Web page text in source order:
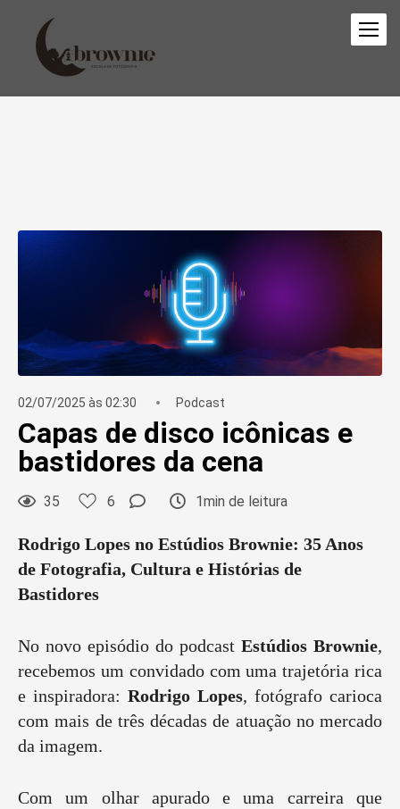
02/07/2025 às 02:30 Podcast
Capas de disco icônicas e
bastidores da cena
35 6 1min de leitura
Rodrigo Lopes no Estúdios Brownie: 35 Anos
de Fotografia, Cultura e Histórias de
Bastidores
No novo episódio do podcast Estúdios Brownie,
recebemos um convidado com uma trajetória rica
e inspiradora: Rodrigo Lopes, fotógrafo carioca
com mais de três décadas de atuação no mercado
da imagem.
Com um olhar apurado e uma carreira que